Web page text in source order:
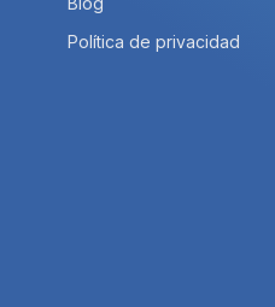
Política de privacidad